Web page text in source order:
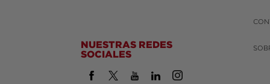
NUESTRAS REDES
SOCIALES